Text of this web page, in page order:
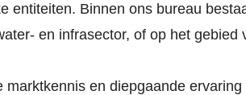
entiteiten. Binnen ons bureau
en infrasector, of op het
en diepgaande